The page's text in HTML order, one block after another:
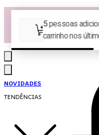
Las Queridas Club🌷 - Ganhe
Ganhe 10% OFF na 1ª
♡ Coleção Nova: Grace in
NOVIDADES
TENDÊNCIAS